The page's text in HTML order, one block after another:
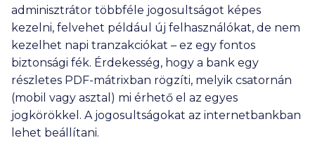
adminisztrátor többféle jogosultságot képes
kezelni, felvehet például új felhasználókat, de nem
kezelhet napi tranzakciókat – ez egy fontos
biztonsági fék. Érdekesség, hogy a bank egy
részletes PDF-mátrixban rögzíti, melyik csatornán
(mobil vagy asztal) mi érhető el az egyes
jogkörökkel. A jogosultságokat az internetbankban
lehet beállítani.